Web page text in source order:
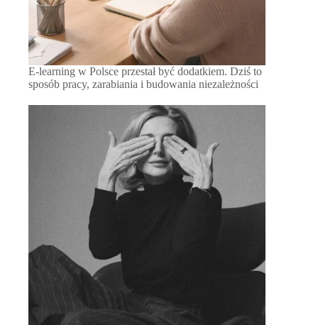
E-learning w Polsce przestał być dodatkiem. Dziś to
sposób pracy, zarabiania i budowania niezależności